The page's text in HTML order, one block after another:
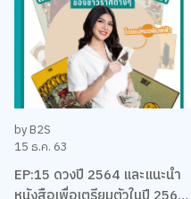
by B2S
15 ธ.ค. 63
EP:15 ดวงปี 2564 และแนะนำ